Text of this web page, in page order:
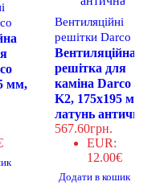
мм,
Вентиляційні
решітки Darco
Вентиляційна
решітка для
каміна Darco
K2, 175x195 мм,
латунь антична
567.60грн.
EUR:
12.00€
Додати в кошик